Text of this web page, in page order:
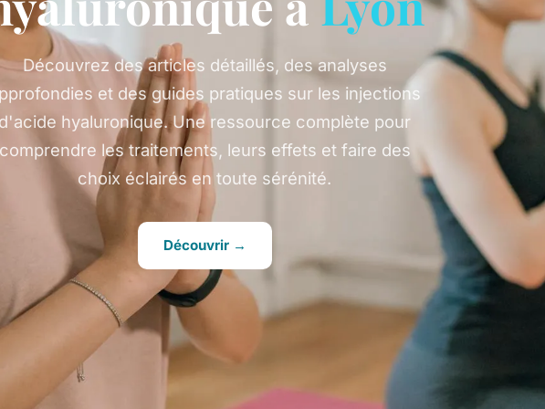
Découvrez des articles détaillés, des analyses
et des guides pratiques sur les injections
hyaluronique. Une ressource complète pour
les traitements, leurs effets et faire des
choix éclairés en toute sérénité.
Découvrir →